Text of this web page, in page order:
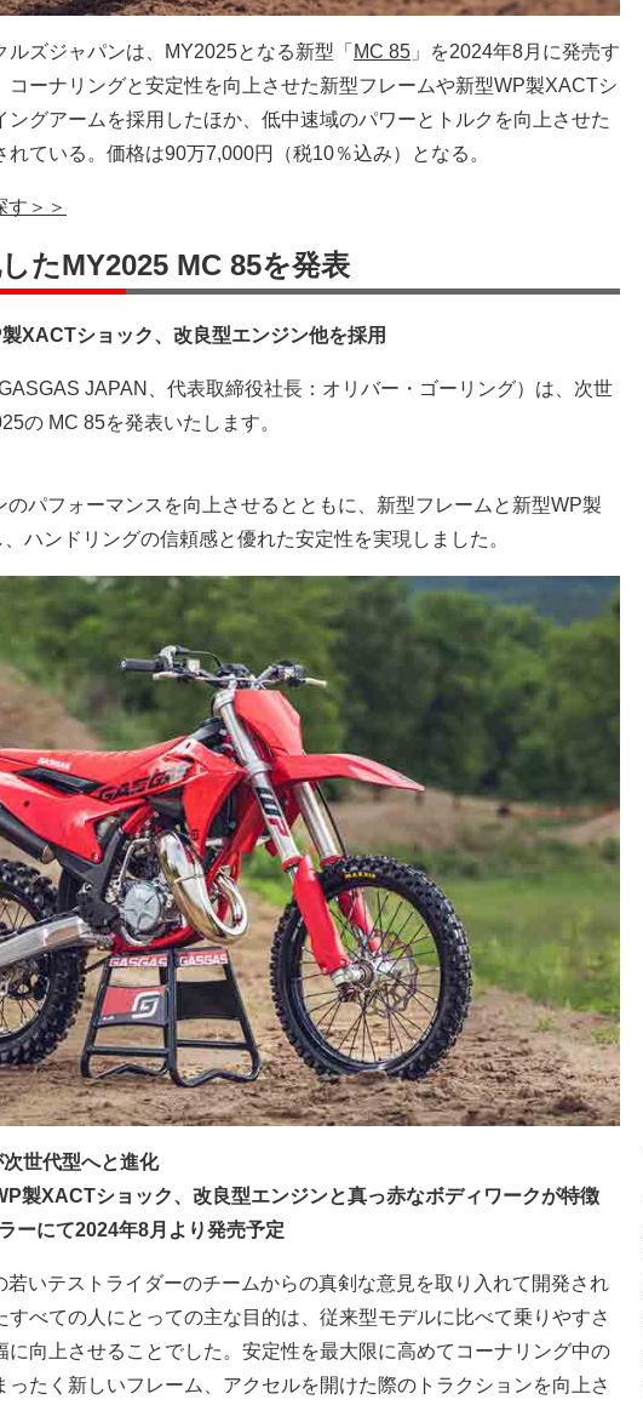
ルズジャパンは、MY2025となる新型「 MC 85 」を2024年8月に発売す
コーナリングと安定性を向上させた新型フレームや新型WP製XACTシ
ングアームを採用したほか、低中速域のパワーとトルクを向上させた
ている。価格は90万7,000円（税10％込み）となる。
す＞＞
たMY2025 MC 85を発表
XACTショック、改良型エンジン他を採用
JAPAN、代表取締役社長：オリバー・ゴーリング）は、次世
の MC 85を発表いたします。
のパフォーマンスを向上させるとともに、新型フレームと新型WP製
ハンドリングの信頼感と優れた安定性を実現しました。
次世代型へと進化
製XACTショック、改良型エンジンと真っ赤なボディワークが特徴
ーにて2024年8月より発売予定
若いテストライダーのチームからの真剣な意見を取り入れて開発され
すべての人にとっての主な目的は、従来型モデルに比べて乗りやすさ
に向上させることでした。安定性を最大限に高めてコーナリング中の
ったく新しいフレーム、アクセルを開けた際のトラクションを向上さ